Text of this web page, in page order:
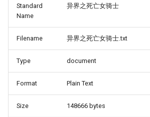
Standard
Name
异界之死亡女骑士
Filename 异界之死亡女骑士.txt
Type document
Format Plain Text
Size 148666 bytes